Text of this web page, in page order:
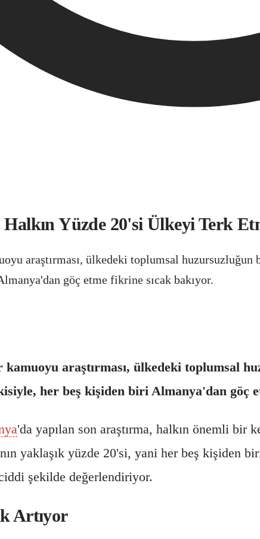
Yüzde 20'si Ülkeyi Terk
araştırması, ülkedeki toplumsal
göç etme fikrine sıcak bakıyor.
araştırması, ülkedeki toplumsal
her beş kişiden biri Almanya'dan göç
'da yapılan son araştırma, halkın önemli bir
yaklaşık yüzde 20'si, yani her beş kişiden
şekilde değerlendiriyor.
Artıyor